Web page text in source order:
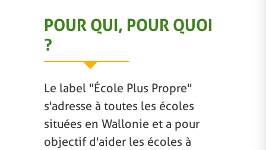
POUR QUI, POUR QUOI
?
Le label "École Plus Propre"
s'adresse à toutes les écoles
situées en Wallonie et a pour
objectif d'aider les écoles à